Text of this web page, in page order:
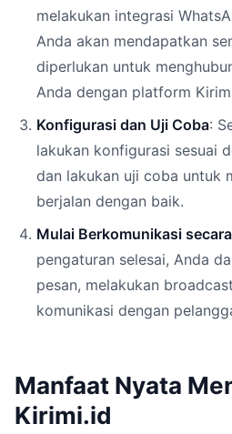
melakukan integrasi
Anda akan mendapatkan
diperlukan untuk
Anda dengan platform
Konfigurasi dan Uji Coba:
lakukan konfigurasi sesuai
dan lakukan uji coba untuk
berjalan dengan baik.
Mulai Berkomunikasi
pengaturan selesai, Anda
pesan, melakukan
komunikasi dengan
Manfaat Nyata
Kirimi.id